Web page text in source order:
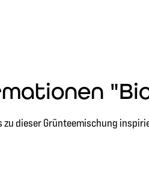
zu dieser Grünteemischung